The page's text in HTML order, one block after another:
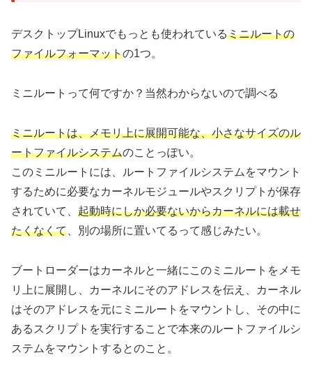
デスクトップLinuxでもっとも使われているミニルートの
ファイルフォーマットの1つ。
ミニルートって何ですか？当然わからないので調べる
ミニルートは、メモリ上に展開可能な、小さなサイズのル
ートファイルシステムのことっぽい。
このミニルートには、ルートファイルシステムをマウント
するために必要なカーネルモジュールやスクリプトが保存
されていて、 起動時にしか必要ないからカーネルには載せ
たくなくて 、別の場所に置いてるって感じみたい。
ブートローダーはカーネルと一緒にこのミニルートをメモ
リ上に展開し、カーネルにそのアドレスを伝え、カーネル
はそのアドレスを元にミニルートをマウントし、その中に
あるスクリプトを実行することで本来のルートファイルシ
ステムをマウントするとのこと。